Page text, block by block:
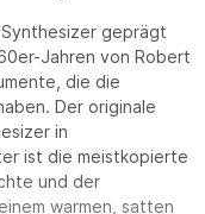
geprägt
Jahren von Robert
die die
Der originale
in
ist die meistkopierte
und der
warmen, satten